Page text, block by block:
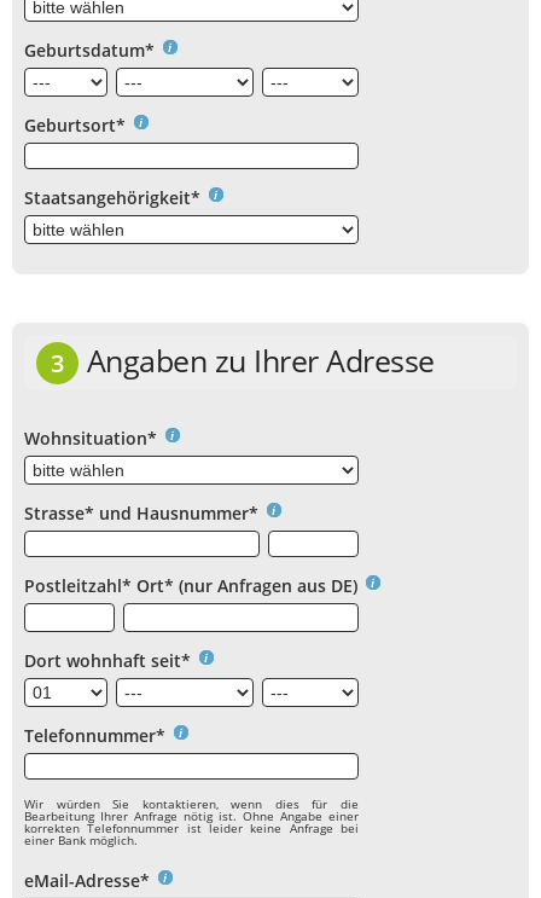
Geburtsdatum*
Geburtsort*
Staatsangehörigkeit*
3 Angaben zu Ihrer Adresse
Wohnsituation*
Strasse* und Hausnummer*
Postleitzahl* Ort* (nur Anfragen aus DE)
Dort wohnhaft seit*
Telefonnummer*
Wir würden Sie kontaktieren, wenn dies für die
Bearbeitung Ihrer Anfrage nötig ist. Ohne Angabe einer
korrekten Telefonnummer ist leider keine Anfrage bei
einer Bank möglich.
eMail-Adresse*